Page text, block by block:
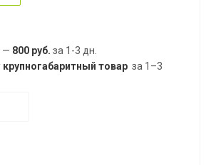
— 800 руб. за 1-3 дн.
крупногабаритный товар за 1–3